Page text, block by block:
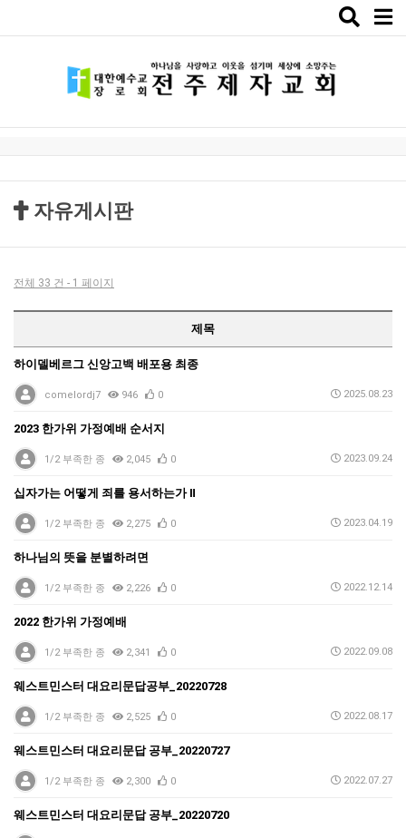
Toggle
자유게시판
전체 33 건 - 1 페이지
제목
하이델베르그 신앙고백 배포용 최종
comelordj7 946 0 2025.08.23
2023 한가위 가정예배 순서지
1/2 부족한 종 2,045 0 2023.09.24
십자가는 어떻게 죄를 용서하는가 Ⅱ
1/2 부족한 종 2,275 0 2023.04.19
하나님의 뜻을 분별하려면
1/2 부족한 종 2,226 0 2022.12.14
2022 한가위 가정예배
1/2 부족한 종 2,341 0 2022.09.08
웨스트민스터 대요리문답공부_20220728
1/2 부족한 종 2,525 0 2022.08.17
웨스트민스터 대요리문답 공부_20220727
1/2 부족한 종 2,300 0 2022.07.27
웨스트민스터 대요리문답 공부_20220720